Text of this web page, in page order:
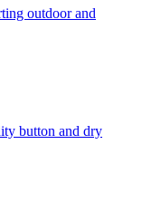
outdoor and
button and dry